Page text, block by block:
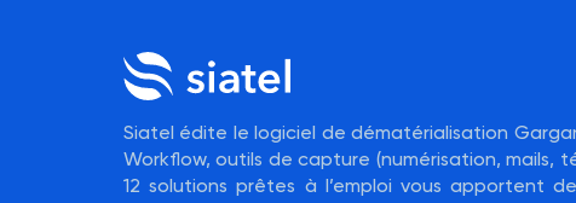
Siatel édite le logiciel de dématérialisation
Workflow, outils de capture (numérisation, mails,
12 solutions prêtes à l’emploi vous apportent